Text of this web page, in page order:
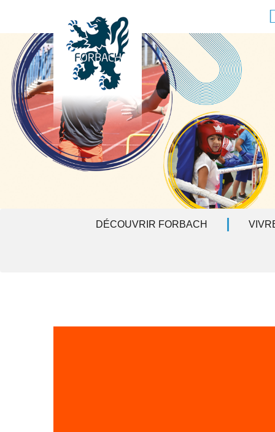
DÉCOUVRIR FORBACH